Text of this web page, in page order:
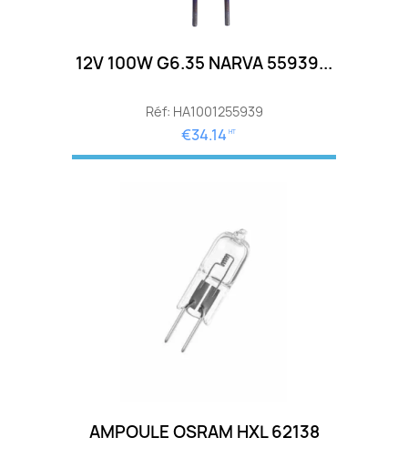
12V 100W G6.35 NARVA 55939...
Réf: HA1001255939
€34.14 HT
AMPOULE OSRAM HXL 62138